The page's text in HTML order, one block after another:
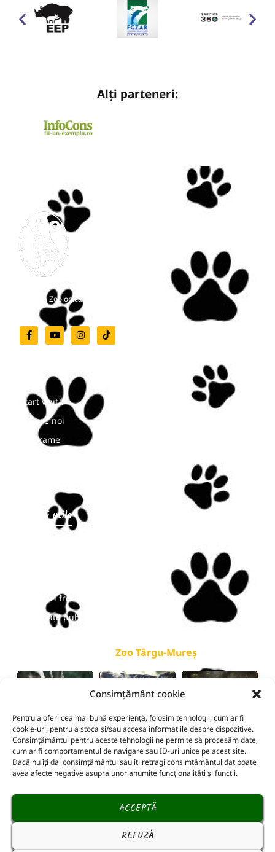
Consimțământ cookie
Pentru a oferi cea mai bună experiență, folosim tehnologii, cum ar fi
cookie-uri, pentru a stoca și/sau accesa informațiile despre dispozitive.
Consimțământul pentru aceste tehnologii ne permite să procesăm date,
cum ar fi comportamentul de navigare sau ID-uri unice pe acest site.
Dacă nu îți dai consimțământul sau îți retragi consimțământul dat poate
avea afecte negative asupra unor anumite funcționalități și funcții.
ACCEPTĂ
REFUZĂ
Alți parteneri:
Grădina Zoologică Târgu-Mureș
Start vizită
Despre noi
Programe
Linkuri utile
Întrebări frecvente
Informații publice
Zoo Târgu-Mureș